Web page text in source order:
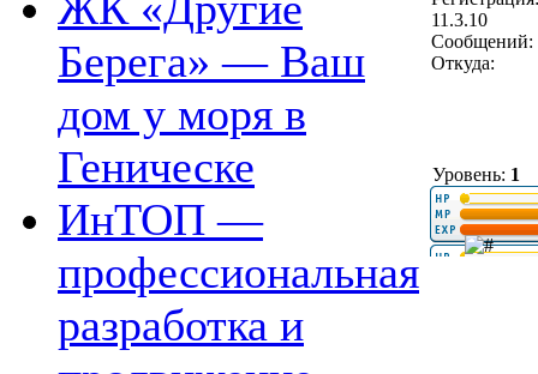
Берега» — Ваш
дом у моря в
Геническе
ИнТОП —
профессиональная
разработка и
11.3.10
Сообщений:
Откуда:
Уровень: 1